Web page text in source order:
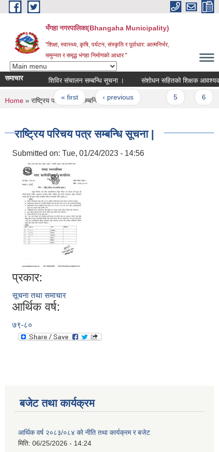
Skip to main content
भँगहा नगरपालिका(Bhangaha Municipality)
"शिक्षा, स्वास्थ्य, कृषि, पर्यटन, संस्कृति र पूर्वाधार: आत्मनिर्भर,
समुन्नत र समृद्ध भंगहा निर्माणको आधार "
समाचार शिविर संचालन सम्बन्धि सूचना । संशोधन सहितको शिक्षक
Pages
« first ‹ previous
You are here
Home » राष्ट्रिय परिचय पत्र सम्बन्धि सूचना |
राष्ट्रिय परिचय पत्र सम्बन्धि सूचना |
Submitted on: Tue, 01/24/2023 - 14:56
प्रकार:
सूचना तथा समाचार
आर्थिक वर्ष:
७९-८०
बजेट तथा कार्यक्रम
आर्थिक वर्ष २०८३/०८४ को नीति तथा कार्यक्रम र बजेट
मिति: 06/25/2026 - 14:24